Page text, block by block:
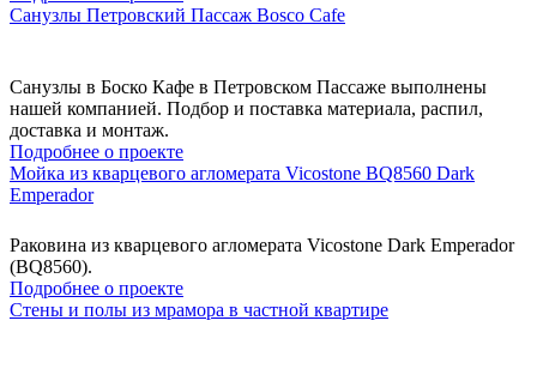
Санузлы Петровский Пассаж Bosco Cafe
Санузлы в Боско Кафе в Петровском Пассаже выполнены
нашей компанией. Подбор и поставка материала, распил,
доставка и монтаж.
Подробнее о проекте
Мойка из кварцевого агломерата Vicostone BQ8560 Dark
Emperador
Раковина из кварцевого агломерата Vicostone Dark Emperador
(BQ8560).
Подробнее о проекте
Стены и полы из мрамора в частной квартире